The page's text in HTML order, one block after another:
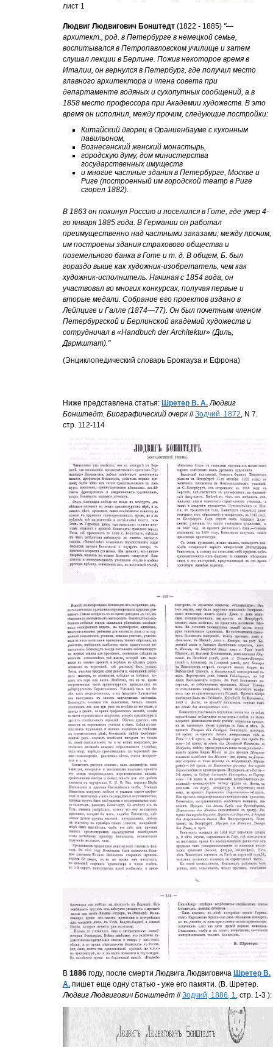
лист 1
Людвиг Людвигович Бонштедт (1822 - 1885) "—
архитект., род. вПетербурге в немецкой семье,
воспитывался в Петропавловском училище и затем
слушал лекции в Берлине. Пожив некоторое время в
Италии, он вернулся в Петербург, где получил место
главного архитектора и члена совета при
департаменте водяных и сухопутных сообщений, а в
1858 место профессора при Академии художеств. В это
время он исполнил, между прочим, следующие постройки:
Китайский дворец в Ораниенбауме с кухонным
павильоном,
Вознесенский женский монастырь,
городскую думу, дом министерства
государственных имуществ
и многие частные здания в Петербурге, Москве и
Риге (построенный им городской театр в Риге
сгорел 1882).
В 1863 он покинул Россию и поселился в Готе, где умер 4-
го января 1885 года. В Германии он работал
преимущественно над частными заказами; между прочим,
им построеныздания страхового общества и
поземельного банка в Готе и т. д. В общем, Б. был
гораздо выше как художник-изобретатель, чем как
художник-исполнитель. Начиная с 1854 года, он
участвовал во многих конкурсах, получая первые и
вторые медали. Собрание его проектов издано в
Лейпциге и Галле (1874—77). Он был почетным членом
Петербургской и Берлинской академий художеств и
сотрудничал в «Handbuch der Architektur» (Диль,
Дармштат)."
(Энциклопедический словарь Брокгауза и Ефрона)
Ниже представлена статья: Шретер В. А. Людвиг
Бонштедт. Биографический очерк //Зодчий. 1872, N 7.
стр. 112-114
В1886 году, после смерти Людвига Людвиговича Шретер В.
А. пишет еще одну статью - уже его памяти. (В. Шретер.
Людвиг Людвигович Бонштедт //Зодчий, 1886, 1, стр. 1-3 ):